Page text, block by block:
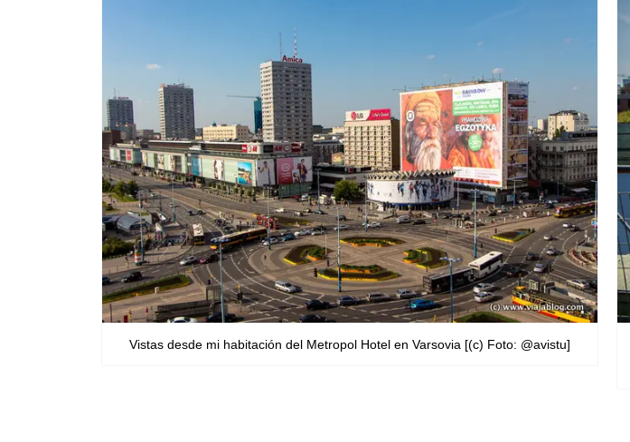
Vistas desde mi habitación del Metropol Hotel en Varsovia [(c) Foto: @avistu]